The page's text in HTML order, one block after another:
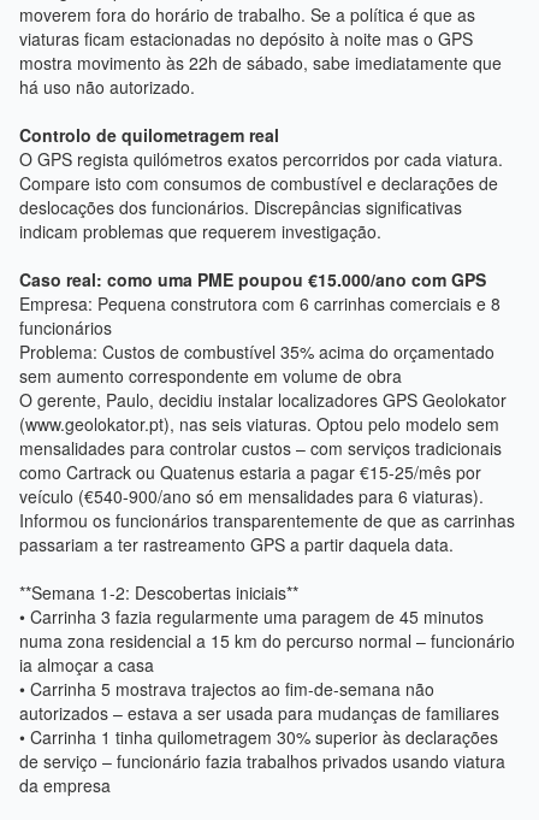
moverem fora do horário de trabalho. Se a política é que as
viaturas ficam estacionadas no depósito à noite mas o GPS
mostra movimento às 22h de sábado, sabe imediatamente que
há uso não autorizado.
Controlo de quilometragem real
O GPS regista quilómetros exatos percorridos por cada viatura.
Compare isto com consumos de combustível e declarações de
deslocações dos funcionários. Discrepâncias significativas
indicam problemas que requerem investigação.
Caso real: como uma PME poupou €15.000/ano com GPS
Empresa: Pequena construtora com 6 carrinhas comerciais e 8
funcionários
Problema: Custos de combustível 35% acima do orçamentado
sem aumento correspondente em volume de obra
O gerente, Paulo, decidiu instalar localizadores GPS Geolokator
(www.geolokator.pt), nas seis viaturas. Optou pelo modelo sem
mensalidades para controlar custos – com serviços tradicionais
como Cartrack ou Quatenus estaria a pagar €15-25/mês por
veículo (€540-900/ano só em mensalidades para 6 viaturas).
Informou os funcionários transparentemente de que as carrinhas
passariam a ter rastreamento GPS a partir daquela data.
**Semana 1-2: Descobertas iniciais**
• Carrinha 3 fazia regularmente uma paragem de 45 minutos
numa zona residencial a 15 km do percurso normal – funcionário
ia almoçar a casa
• Carrinha 5 mostrava trajectos ao fim-de-semana não
autorizados – estava a ser usada para mudanças de familiares
• Carrinha 1 tinha quilometragem 30% superior às declarações
de serviço – funcionário fazia trabalhos privados usando viatura
da empresa